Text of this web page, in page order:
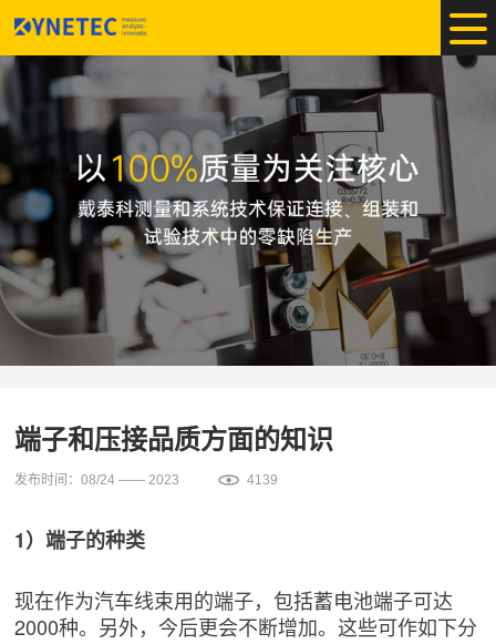
端子和压接品质方面的知识
发布时间：08/24 —— 2023 4139
1）端子的种类
现在作为汽车线束用的端子，包括蓄电池端子可达
2000种。另外，今后更会不断增加。这些可作如下分